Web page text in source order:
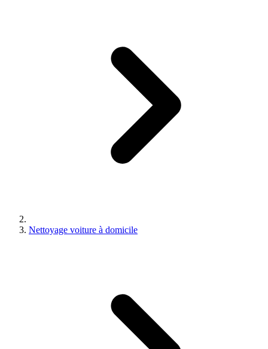
Nettoyage voiture à domicile